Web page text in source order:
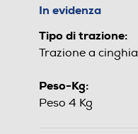
In evidenza
Tipo di trazione:
Trazione a cinghia
Peso-Kg:
Peso 4 Kg